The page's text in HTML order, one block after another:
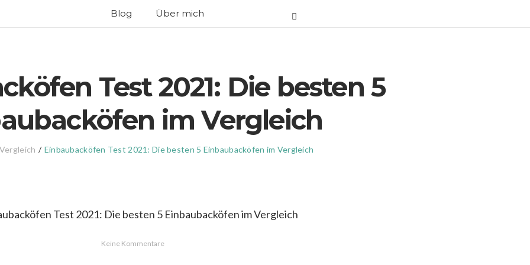
Blog Über mich
Test 2021: Die besten 5
im Vergleich
Vergleich / Einbaubacköfen Test 2021: Die besten 5 Einbaubacköfen im Vergleich
Keine Kommentare